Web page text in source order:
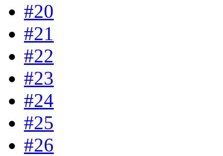
#20
#21
#22
#23
#24
#25
#26